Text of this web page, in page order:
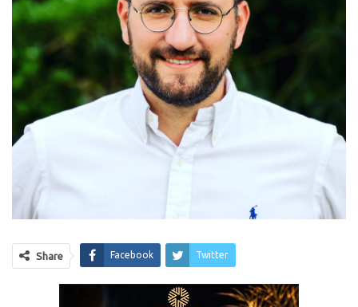
Share Facebook Twitter